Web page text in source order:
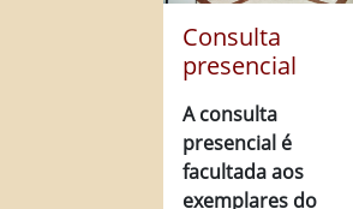
Consulta
presencial
A consulta
presencial é
facultada aos
exemplares do